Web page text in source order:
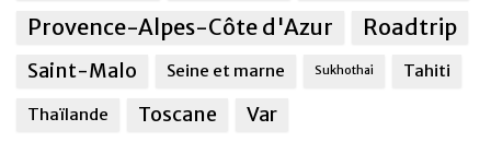
Provence-Alpes-Côte d'Azur Roadtrip
Saint-Malo Seine et marne Sukhothai Tahiti
Thaïlande Toscane Var